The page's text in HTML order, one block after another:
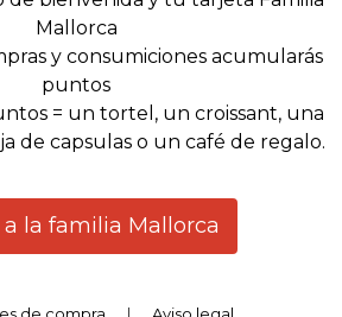
Mallorca
y consumiciones acumularás
puntos
= un tortel, un croissant, una
de capsulas o un café de regalo.
la familia Mallorca
de compra |
Aviso legal